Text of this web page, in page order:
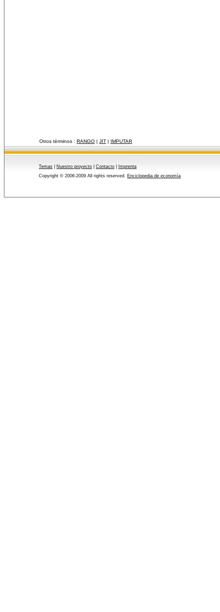
Otros términos : RANGO | JIT | IMPUTAR
Temas Nuestro proyecto Contacto
Imprenta
Copyright © 2006-2009 All rights reserved. Enciclopedia de economía